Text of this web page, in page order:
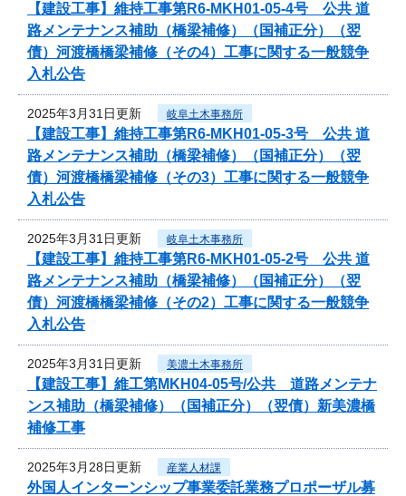
【建設工事】維持工事第R6-MKH01-05-4号 公共 道
路メンテナンス補助（橋梁補修）（国補正分）（翌
債）河渡橋橋梁補修（その4）工事に関する一般競争
入札公告
2025年3月31日更新 岐阜土木事務所
【建設工事】維持工事第R6-MKH01-05-3号 公共 道
路メンテナンス補助（橋梁補修）（国補正分）（翌
債）河渡橋橋梁補修（その3）工事に関する一般競争
入札公告
2025年3月31日更新 岐阜土木事務所
【建設工事】維持工事第R6-MKH01-05-2号 公共 道
路メンテナンス補助（橋梁補修）（国補正分）（翌
債）河渡橋橋梁補修（その2）工事に関する一般競争
入札公告
2025年3月31日更新 美濃土木事務所
【建設工事】維工第MKH04-05号/公共 道路メンテナ
ンス補助（橋梁補修）（国補正分）（翌債）新美濃橋
補修工事
2025年3月28日更新 産業人材課
外国人インターンシップ事業委託業務プロポーザル募